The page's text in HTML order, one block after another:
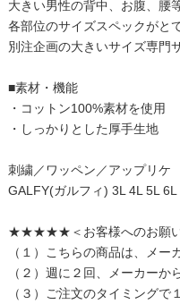
大きい男性の背中、お腹、腰
各部位のサイズスペックがと
別注企画の大きいサイズ専門
■素材・機能
・コットン100%素材を使用
・しっかりとした厚手生地
刺繍／ワッペン／アップリケ
GALFY(ガルフィ) 3L 4L 5L 6L
★★★★★＜お客様へのお
（１）こちらの商品は、メー
（２）週に２回、メーカーか
（３）ご注文のタイミングで